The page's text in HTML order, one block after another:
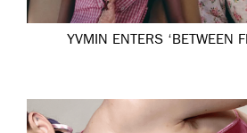
YVMIN ENTERS ‘BETWEEN